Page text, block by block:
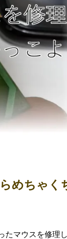
めちゃ
たマウスを修理